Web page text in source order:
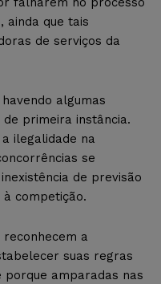
ainda que tais
de serviços da
algumas
primeira instância.
ilegalidade na
se
de previsão
competição.
reconhecem a
suas regras
amparadas nas